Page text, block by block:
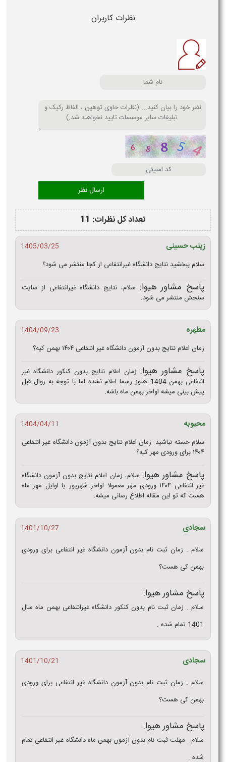
نظرات کاربران
تعداد کل نظرات: 11
زینب حسینی
1405/03/25
سلام ببخشید نتایج دانشگاه غیرانتفاعی از کجا منتشر می شود؟
پاسخ مشاور هیوا: سلام، نتایج دانشگاه غیرانتفاعی از سایت
سنجش منتشر می شود.
مطهره
1404/09/23
زمان اعلام نتایج بدون آزمون دانشگاه غیر انتفاعی ۱۴۰۴ بهمن کیه؟
پاسخ مشاور هیوا: زمان اعلام نتایج بدون کنکور دانشگاه غیر
انتفاعی بهمن 1404 هنوز رسما اعلام نشده اما با توجه به روال قبل
پیش بینی میشه اواخر بهمن ماه باشه.
محبوبه
1404/04/11
سلام خسته نباشید. زمان اعلام نتایج بدون آزمون دانشگاه غیر انتفاعی
۱۴۰۴ برای ورودی مهر کیه؟
پاسخ مشاور هیوا: سلام، زمان اعلام نتایج بدون آزمون دانشگاه
غیر انتفاعی ۱۴۰۴ ورودی مهر معمولا اواخر شهریور یا اوایل مهر ماه
هست که تو این مقاله اطلاع رسانی میشه.
سجادی
1401/10/27
سلام . زمان ثبت نام بدون آزمون دانشگاه غیر انتفاعی برای ورودی
بهمن کی هست؟
پاسخ مشاور هیوا:
سلام . زمان ثبت نام بدون کنکور دانشگاه غیرانتفاعی بهمن ماه سال
1401 تمام شده .
سجادی
1401/10/21
سلام . زمان ثبت نام بدون آزمون دانشگاه غیر انتفاعی برای ورودی
بهمن کی هست؟
پاسخ مشاور هیوا:
سلام . مهلت ثبت نام بدون آزمون بهمن ماه دانشگاه غیر انتفاعی تمام
شده .